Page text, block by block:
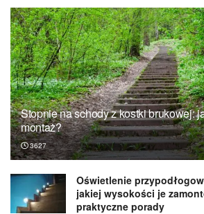
Stopnie na schody z kostki brukowej:
montaż?
3627
Oświetlenie
jakiej wysokości je
praktyczne porady